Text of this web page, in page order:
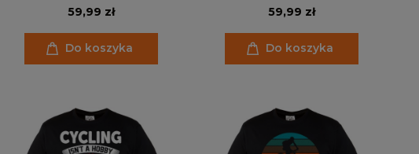
BIKE222
59,99 zł
Do koszyka
BURN FAT
59,99 zł
Do koszyka